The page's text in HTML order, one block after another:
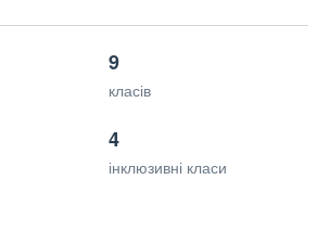
9
класів
4
інклюзивні класи